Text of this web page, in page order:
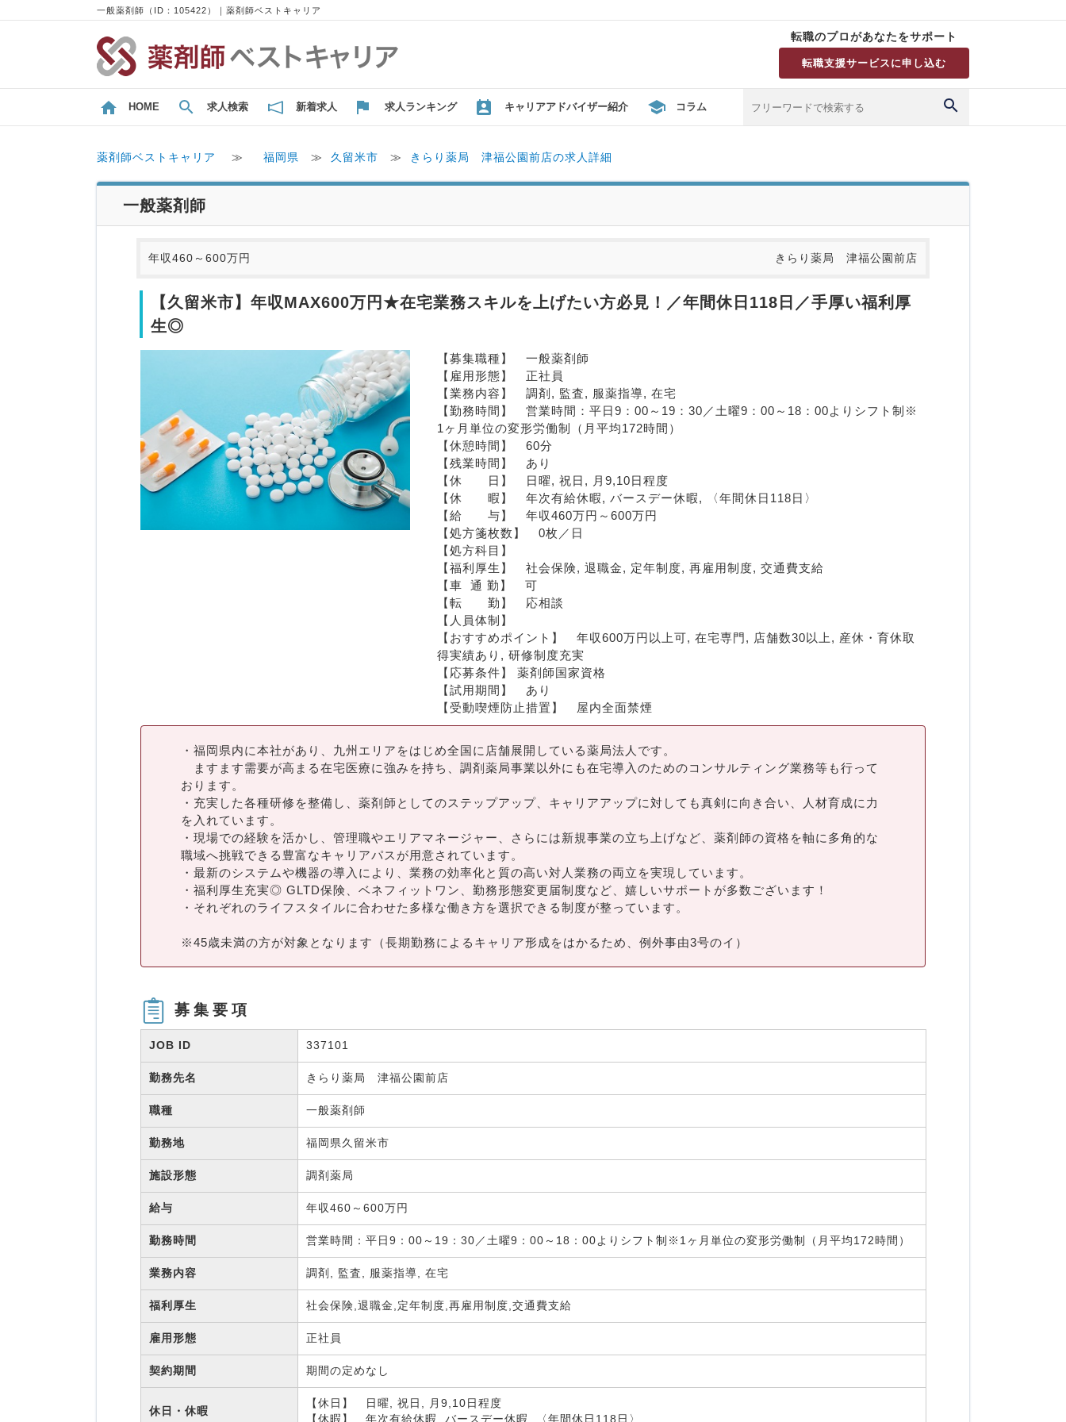
一般薬剤師（ID：105422）｜薬剤師ベストキャリア
転職のプロがあなたをサポート
転職支援サービスに申し込む
HOME 求人検索 新着求人 求人ランキング キャリアアドバイザー紹介 コラム
薬剤師ベストキャリア ≫ 福岡県 ≫ 久留米市 ≫ きらり薬局 津福公園前店の求人詳細
一般薬剤師
年収460～600万円 きらり薬局 津福公園前店
【久留米市】年収MAX600万円★在宅業務スキルを上げたい方必見！／年間休日118日／手厚い福利厚
生◎
【募集職種】　一般薬剤師
【雇用形態】　正社員
【業務内容】　調剤, 監査, 服薬指導, 在宅
【勤務時間】　営業時間：平日9：00～19：30／土曜9：00～18：00よりシフト制※
1ヶ月単位の変形労働制（月平均172時間）
【休憩時間】　60分
【残業時間】　あり
【休　　日】　日曜, 祝日, 月9,10日程度
【休　　暇】　年次有給休暇, バースデー休暇, 〈年間休日118日〉
【給　　与】　年収460万円～600万円
【処方箋枚数】　0枚／日
【処方科目】
【福利厚生】　社会保険, 退職金, 定年制度, 再雇用制度, 交通費支給
【車  通 勤】　可
【転　　勤】　応相談
【人員体制】
【おすすめポイント】　年収600万円以上可, 在宅専門, 店舗数30以上, 産休・育休取
得実績あり, 研修制度充実
【応募条件】 薬剤師国家資格
【試用期間】　あり
【受動喫煙防止措置】　屋内全面禁煙
・福岡県内に本社があり、九州エリアをはじめ全国に店舗展開している薬局法人です。
ますます需要が高まる在宅医療に強みを持ち、調剤薬局事業以外にも在宅導入のためのコンサルティング業務等も行って
おります。
・充実した各種研修を整備し、薬剤師としてのステップアップ、キャリアアップに対しても真剣に向き合い、人材育成に力
を入れています。
・現場での経験を活かし、管理職やエリアマネージャー、さらには新規事業の立ち上げなど、薬剤師の資格を軸に多角的な
職域へ挑戦できる豊富なキャリアパスが用意されています。
・最新のシステムや機器の導入により、業務の効率化と質の高い対人業務の両立を実現しています。
・福利厚生充実◎ GLTD保険、ベネフィットワン、勤務形態変更届制度など、嬉しいサポートが多数ございます！
・それぞれのライフスタイルに合わせた多様な働き方を選択できる制度が整っています。
※45歳未満の方が対象となります（長期勤務によるキャリア形成をはかるため、例外事由3号のイ）
募集要項
JOB ID 337101
勤務先名 きらり薬局 津福公園前店
職種 一般薬剤師
勤務地 福岡県久留米市
施設形態 調剤薬局
給与 年収460～600万円
勤務時間 営業時間：平日9：00～19：30／土曜9：00～18：00よりシフト制※1ヶ月単位の変形労働制（月平均172時間）
業務内容 調剤, 監査, 服薬指導, 在宅
福利厚生 社会保険,退職金,定年制度,再雇用制度,交通費支給
雇用形態 正社員
契約期間 期間の定めなし
休日・休暇
【休日】 日曜, 祝日, 月9,10日程度
【休暇】 年次有給休暇, バースデー休暇, 〈年間休日118日〉